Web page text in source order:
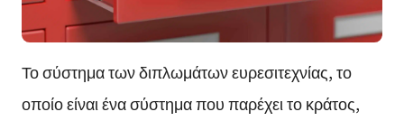
Το σύστημα των διπλωμάτων ευρεσιτεχνίας, το
οποίο είναι ένα σύστημα που παρέχει το κράτος,